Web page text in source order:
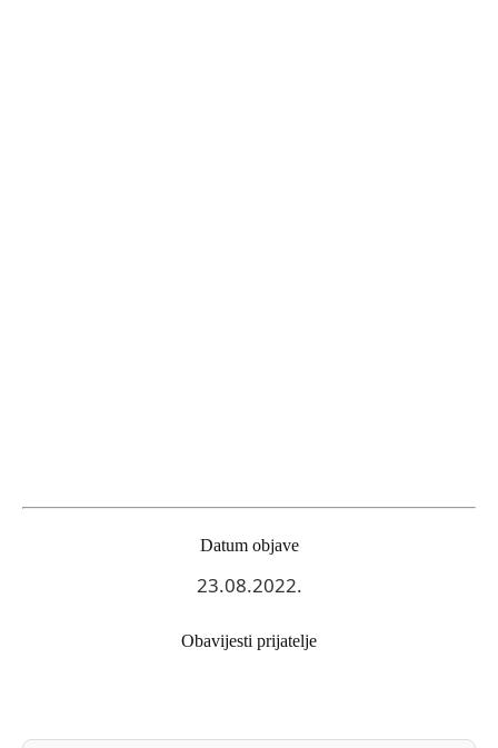
Datum objave
23.08.2022.
Obavijesti prijatelje